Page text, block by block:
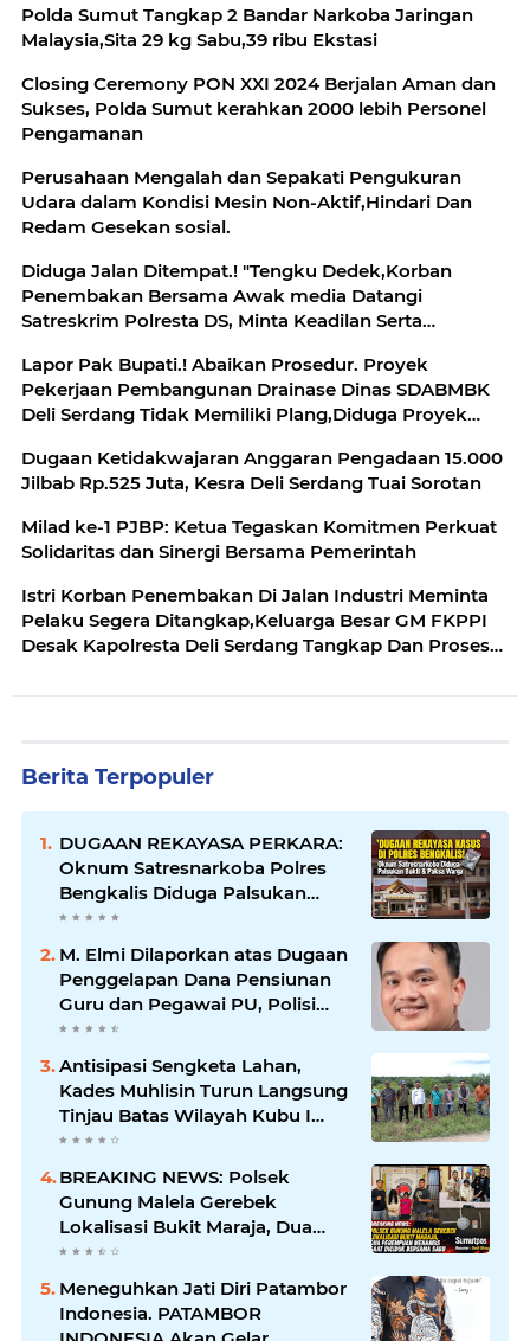
Polda Sumut Tangkap 2 Bandar Narkoba Jaringan
Malaysia,Sita 29 kg Sabu,39 ribu Ekstasi
Closing Ceremony PON XXI 2024 Berjalan Aman dan
Sukses, Polda Sumut kerahkan 2000 lebih Personel
Pengamanan
Perusahaan Mengalah dan Sepakati Pengukuran
Udara dalam Kondisi Mesin Non-Aktif,Hindari Dan
Redam Gesekan sosial.
Diduga Jalan Ditempat.! "Tengku Dedek,Korban
Penembakan Bersama Awak media Datangi
Satreskrim Polresta DS, Minta Keadilan Serta
Lapor Pak Bupati.! Abaikan Prosedur. Proyek
Pekerjaan Pembangunan Drainase Dinas SDABMBK
Deli Serdang Tidak Memiliki Plang,Diduga Proyek
Dugaan Ketidakwajaran Anggaran Pengadaan 15.000
Jilbab Rp.525 Juta, Kesra Deli Serdang Tuai Sorotan
Milad ke-1 PJBP: Ketua Tegaskan Komitmen Perkuat
Solidaritas dan Sinergi Bersama Pemerintah
Istri Korban Penembakan Di Jalan Industri Meminta
Pelaku Segera Ditangkap,Keluarga Besar GM FKPPI
Desak Kapolresta Deli Serdang Tangkap Dan Proses
Berita Terpopuler
DUGAAN REKAYASA PERKARA:
Oknum Satresnarkoba Polres
Bengkalis Diduga Palsukan
Barang Bukti Hingga Paksa
Warga Hadir di TKP
M. Elmi Dilaporkan atas Dugaan
Penggelapan Dana Pensiunan
Guru dan Pegawai PU, Polisi
Pastikan Proses Hukum
Berjalan
Antisipasi Sengketa Lahan,
Kades Muhlisin Turun Langsung
Tinjau Batas Wilayah Kubu I
yang Diduga Diserobot PT Jatim
BREAKING NEWS: Polsek
Gunung Malela Gerebek
Lokalisasi Bukit Maraja, Dua
Perempuan Menangis Saat
Diciduk Bersama Sabu
Meneguhkan Jati Diri Patambor
Indonesia. PATAMBOR